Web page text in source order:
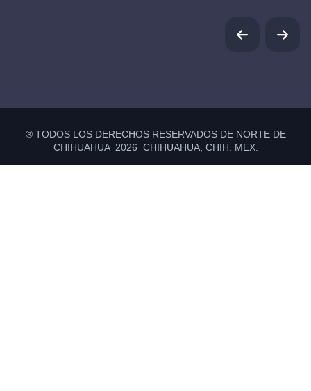
® TODOS LOS DERECHOS RESERVADOS DE NORTE DE
CHIHUAHUA 2026 CHIHUAHUA, CHIH. MEX.